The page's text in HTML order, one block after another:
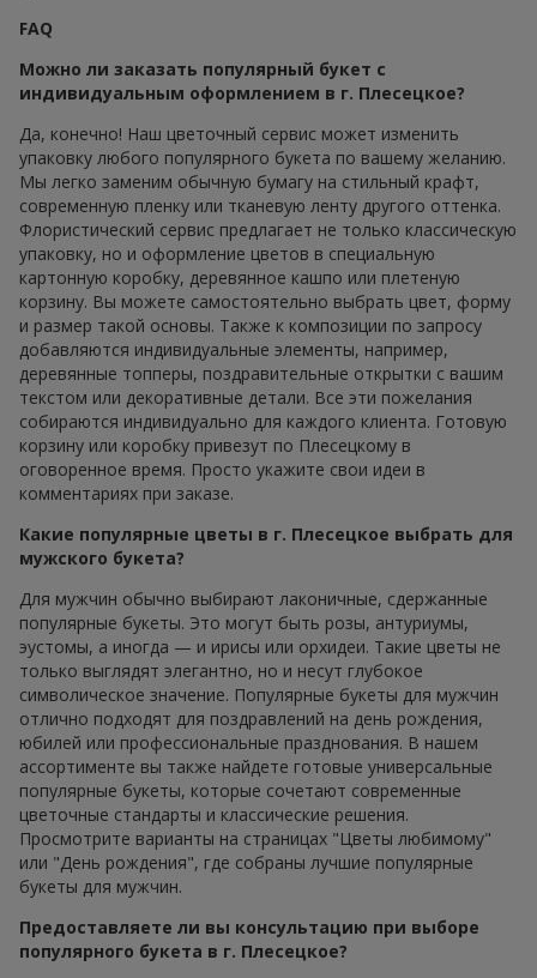
FAQ
Можно ли заказать популярный букет с
индивидуальным оформлением в г. Плесецкое?
Да, конечно! Наш цветочный сервис может изменить
упаковку любого популярного букета по вашему желанию.
Мы легко заменим обычную бумагу на стильный крафт,
современную пленку или тканевую ленту другого оттенка.
Флористический сервис предлагает не только классическую
упаковку, но и оформление цветов в специальную
картонную коробку, деревянное кашпо или плетеную
корзину. Вы можете самостоятельно выбрать цвет, форму
и размер такой основы. Также к композиции по запросу
добавляются индивидуальные элементы, например,
деревянные топперы, поздравительные открытки с вашим
текстом или декоративные детали. Все эти пожелания
собираются индивидуально для каждого клиента. Готовую
корзину или коробку привезут по Плесецкому в
оговоренное время. Просто укажите свои идеи в
комментариях при заказе.
Какие популярные цветы в г. Плесецкое выбрать для
мужского букета?
Для мужчин обычно выбирают лаконичные, сдержанные
популярные букеты. Это могут быть розы, антуриумы,
эустомы, а иногда — и ирисы или орхидеи. Такие цветы не
только выглядят элегантно, но и несут глубокое
символическое значение. Популярные букеты для мужчин
отлично подходят для поздравлений на день рождения,
юбилей или профессиональные празднования. В нашем
ассортименте вы также найдете готовые универсальные
популярные букеты, которые сочетают современные
цветочные стандарты и классические решения.
Просмотрите варианты на страницах "Цветы любимому"
или "День рождения", где собраны лучшие популярные
букеты для мужчин.
Предоставляете ли вы консультацию при выборе
популярного букета в г. Плесецкое?